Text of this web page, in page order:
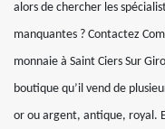
alors de chercher les
manquantes ? Contactez
monnaie à Saint Ciers Sur
boutique qu’il vend de
or ou argent, antique, royal.